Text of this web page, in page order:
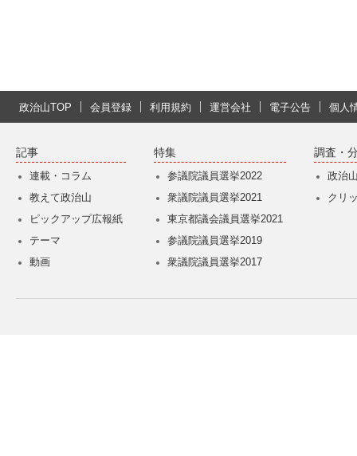
政治山TOP 会員登録 利用規約 運営会社 電子公告 個人
記事
連載・コラム
教えて政治山
ピックアップ広報紙
テーマ
動画
特集
参議院議員選挙2022
衆議院議員選挙2021
東京都議会議員選挙2021
参議院議員選挙2019
衆議院議員選挙2017
調査・
政治
クリ